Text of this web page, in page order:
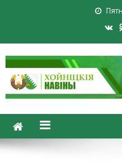
Хойники.
Новости